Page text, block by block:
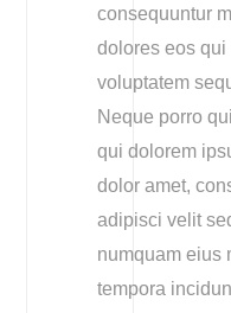
consequuntur
dolores eos qui
voluptatem
Neque porro
qui dolorem
dolor amet,
adipisci velit
numquam eius
tempora